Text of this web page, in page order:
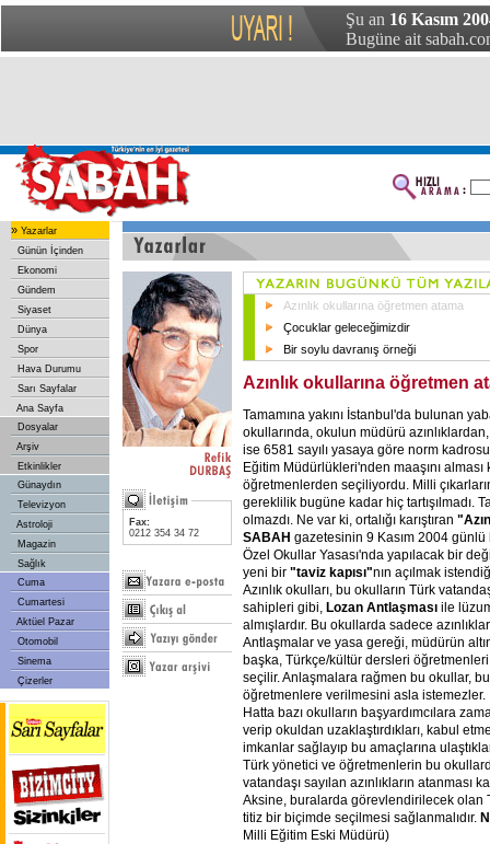
Şu an 16 Kasım
Bugüne ait
» Yazarlar
Günün İçinden
Ekonomi
Gündem
Siyaset
Dünya
Spor
Hava Durumu
Sarı Sayfalar
Ana Sayfa
Dosyalar
Arşiv
Etkinlikler
Günaydın
Televizyon
Astroloji
Magazin
Sağlık
Cuma
Cumartesi
Aktüel Pazar
Otomobil
Sinema
Çizerler
Fax:
0212 354 34 72
Azınlık okullarına öğretmen atama
Çocuklar geleceğimizdir
Bir soylu davranış örneği
Azınlık okullarına öğretmen
Tamamına yakını İstanbul'da bulunan
okullarında, okulun müdürü azınlıklardan,
ise 6581 sayılı yasaya göre norm
Eğitim Müdürlükleri'nden maaşını
öğretmenlerden seçiliyordu. Milli
gereklilik bugüne kadar hiç tartışılmadı.
olmazdı. Ne var ki, ortalığı karıştıran
SABAH gazetesinin 9 Kasım 2004 günlü
Özel Okullar Yasası'nda yapılacak bir
yeni bir "taviz kapısı"nın açılmak
Azınlık okulları, bu okulların Türk
sahipleri gibi, Lozan Antlaşması ile
almışlardır. Bu okullarda sadece
Antlaşmalar ve yasa gereği, müdürün
başka, Türkçe/kültür dersleri
seçilir. Anlaşmalara rağmen bu okullar,
öğretmenlere verilmesini asla istemezler.
Hatta bazı okulların başyardımcılara
verip okuldan uzaklaştırdıkları, kabul
imkanlar sağlayıp bu amaçlarına
Türk yönetici ve öğretmenlerin bu
vatandaşı sayılan azınlıkların atanması
Aksine, buralarda görevlendirilecek olan
titiz bir biçimde seçilmesi sağlanmalıdır.
Milli Eğitim Eski Müdürü)